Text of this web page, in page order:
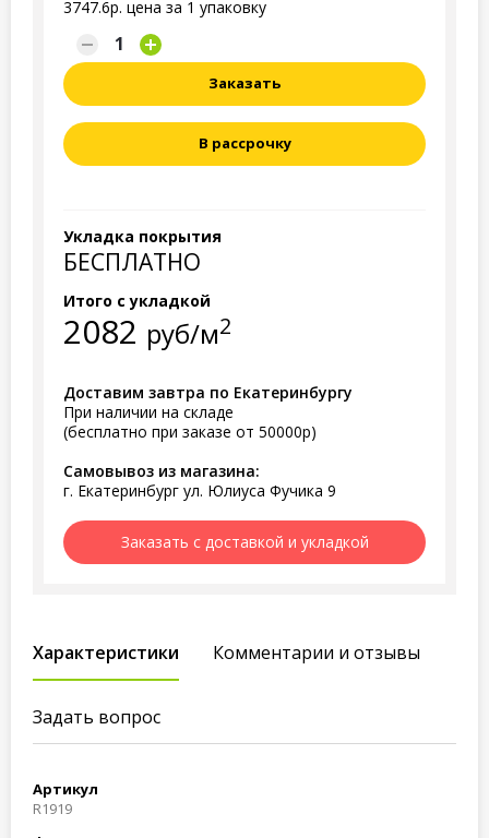
3747.6р. цена за 1 упаковку
Заказать
В рассрочку
Укладка покрытия
БЕСПЛАТНО
Итого с укладкой
2082 руб/м2
Доставим завтра по Екатеринбургу
При наличии на складе
(бесплатно при заказе от 50000р)
Самовывоз из магазина:
г. Екатеринбург ул. Юлиуса Фучика 9
Заказать с доставкой и укладкой
Характеристики Комментарии и отзывы
Задать вопрос
Артикул
R1919